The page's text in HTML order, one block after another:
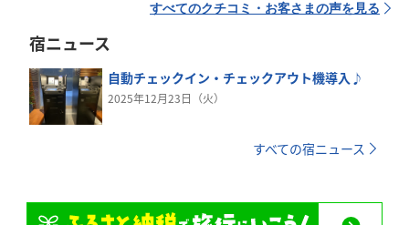
すべてのクチコミ・お客さまの声を見る
宿ニュース
自動チェックイン・チェックアウト機導入♪
2025年12月23日（火）
すべての宿ニュース